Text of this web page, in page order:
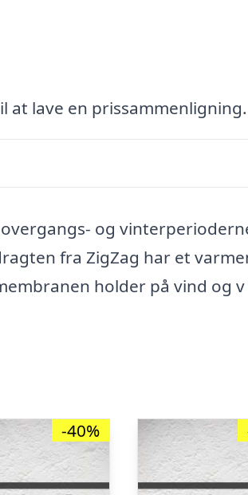
at lave en prissammenligning.
og
fra ZigZag har et
holder på vind og v
-40%